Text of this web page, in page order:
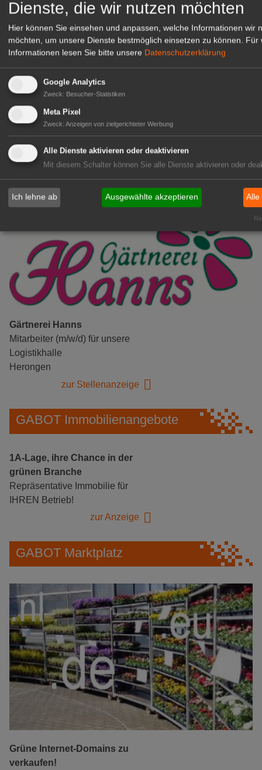
Kientzler Jungpflanzen GmbH
& Co KG
Gärtner im Zierpflanzenbau
(Geselle/Meister/Techniker)
Gensingen
zur Stellenanzeige
Gärtnerei Hanns
Mitarbeiter (m/w/d) für unsere
Logistikhalle
Herongen
zur Stellenanzeige
GABOT Immobilienangebote
1A-Lage, ihre Chance in der
grünen Branche
Repräsentative Immobilie für
IHREN Betrieb!
zur Anzeige
GABOT Marktplatz
Grüne Internet-Domains zu
verkaufen!
Dienste, die wir nutzen möchten
Hier können Sie einsehen und anpassen, welche Informationen wir
möchten, um unsere Dienste bestmöglich einsetzen zu können. Für
Informationen lesen Sie bitte unsere Datenschutzerklärung
Google Analytics
Zweck: Besucher-Statistiken
Meta Pixel
Zweck: Anzeigen von zielgerichteter Werbung
Alle Dienste aktivieren oder deaktivieren
Mit diesem Schalter können Sie alle Dienste aktivieren oder
Ich lehne ab Ausgewählte akzeptieren Alle